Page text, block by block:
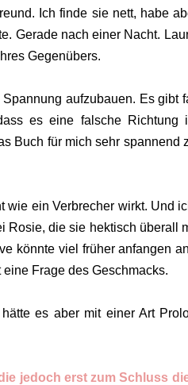
Ich finde sie nett, habe
Gerade nach einer Nacht.
Gegenübers.
aufzubauen. Es gibt
es eine falsche
Buch für mich sehr
wie ein Verbrecher wirkt. Und
Rosie, die sie hektisch überall
könnte viel früher anfangen
Frage des Geschmacks.
es aber mit einer Art
jedoch erst zum Schluss